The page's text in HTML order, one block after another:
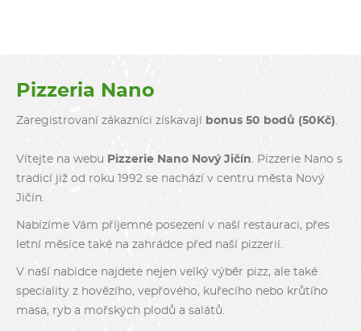
Pizzeria Nano
Zaregistrovaní zákazníci získavají bonus 50 bodů (50Kč)
Vítejte na webu Pizzerie Nano Nový Jičín . Pizzerie Nano s
tradicí již od roku 1992 se nachází v centru města Nový
Jičín.
Nabízíme Vám příjemné posezení v naší restauraci, přes
letní měsíce také na zahrádce před naší pizzerií.
V naší nabídce najdete nejen velký výběr pizz, ale také
speciality z hovězího, vepřového, kuřecího nebo krůtího
masa, ryb a mořských plodů a salátů.